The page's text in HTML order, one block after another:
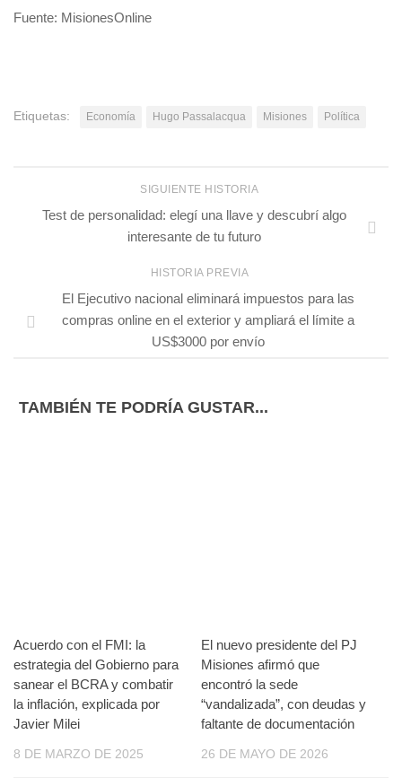
Fuente: MisionesOnline
Etiquetas: Economía Hugo Passalacqua Misiones Política
SIGUIENTE HISTORIA
Test de personalidad: elegí una llave y descubrí algo
interesante de tu futuro
HISTORIA PREVIA
El Ejecutivo nacional eliminará impuestos para las
compras online en el exterior y ampliará el límite a
US$3000 por envío
TAMBIÉN TE PODRÍA GUSTAR...
Acuerdo con el FMI: la
estrategia del Gobierno para
sanear el BCRA y combatir
la inflación, explicada por
Javier Milei
8 DE MARZO DE 2025
El nuevo presidente del PJ
Misiones afirmó que
encontró la sede
“vandalizada”, con deudas y
faltante de documentación
26 DE MAYO DE 2026